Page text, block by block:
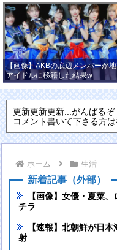
【画像】AKBの底辺メンバーが
アイドルに移籍した結果w
更新更新更新...がんばるぞ
コメント書いて下さる方
ホーム 生活
新着記事（外部）
【画像】女優・夏菜
チラ
【速報】北朝鮮が日
射